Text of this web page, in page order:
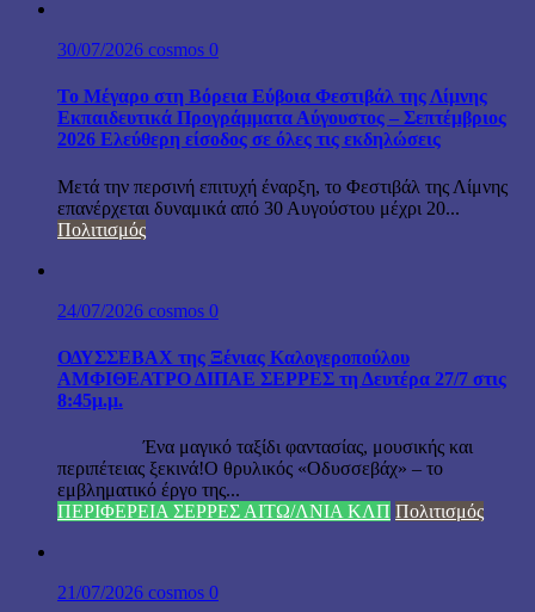
30/07/2026 cosmos 0
Το Μέγαρο στη Βόρεια Εύβοια Φεστιβάλ της Λίμνης
Εκπαιδευτικά Προγράμματα Αύγουστος – Σεπτέμβριος
2026 Ελεύθερη είσοδος σε όλες τις εκδηλώσεις
Μετά την περσινή επιτυχή έναρξη, το Φεστιβάλ της Λίμνης
επανέρχεται δυναμικά από 30 Αυγούστου μέχρι 20...
Πολιτισμός
24/07/2026 cosmos 0
ΟΔΥΣΣΕΒΑΧ της Ξένιας Καλογεροπούλου
ΑΜΦΙΘΕΑΤΡΟ ΔΙΠΑΕ ΣΕΡΡΕΣ τη Δευτέρα 27/7 στις
8:45μ.μ.
Ένα μαγικό ταξίδι φαντασίας, μουσικής και
περιπέτειας ξεκινά!Ο θρυλικός «Οδυσσεβάχ» – το
εμβληματικό έργο της...
ΠΕΡΙΦΕΡΕΙΑ ΣΕΡΡΕΣ ΑΙΤΩ/ΛΝΙΑ ΚΛΠ Πολιτισμός
21/07/2026 cosmos 0